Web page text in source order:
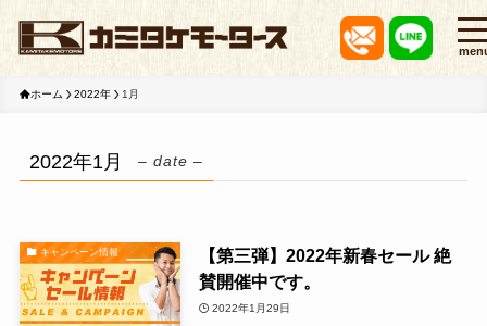
ホーム 2022年 1月
2022年1月 – date –
キャンペーン情報
【第三弾】2022年新春セール 絶
賛開催中です。
2022年1月29日